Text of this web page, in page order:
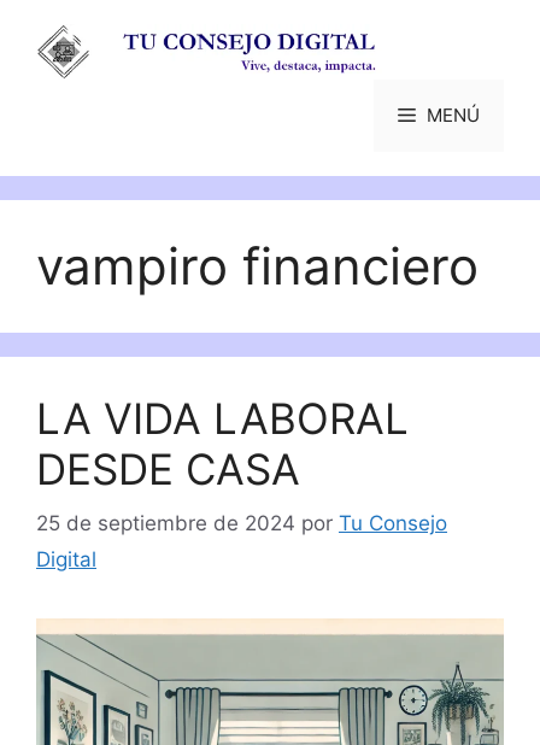
contenido
MENÚ
vampiro financiero
LA VIDA LABORAL
DESDE CASA
25 de septiembre de 2024 por Tu Consejo
Digital